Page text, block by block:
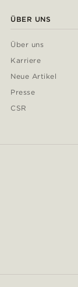
ÜBER UNS
Über uns
Karriere
Neue Artikel
Presse
CSR